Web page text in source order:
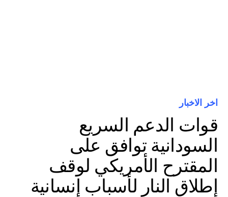
اخر الاخبار
قوات الدعم السريع
السودانية توافق على
المقترح الأمريكي لوقف
إطلاق النار لأسباب إنسانية